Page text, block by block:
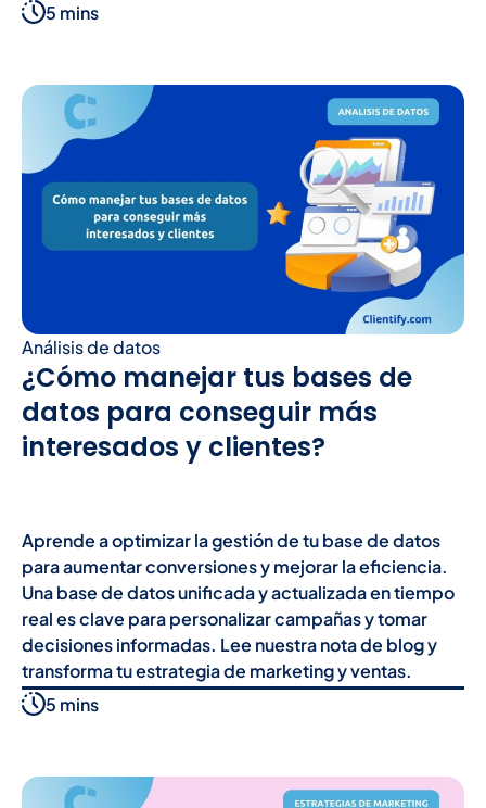
5 mins
Análisis de datos
¿Cómo manejar tus bases de
datos para conseguir más
interesados y clientes?
Aprende a optimizar la gestión de tu base de datos
para aumentar conversiones y mejorar la eficiencia.
Una base de datos unificada y actualizada en tiempo
real es clave para personalizar campañas y tomar
decisiones informadas. Lee nuestra nota de blog y
transforma tu estrategia de marketing y ventas.
5 mins